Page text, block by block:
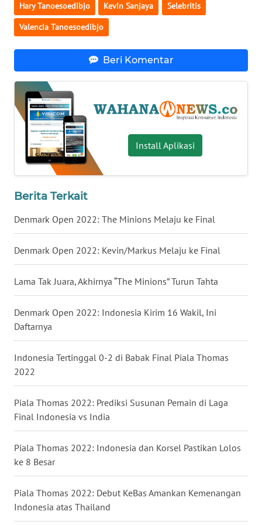
Hary Tanoesoedibjo Kevin Sanjaya Selebritis
Valencia Tanoesoedibjo
Beri Komentar
Install Aplikasi
Berita Terkait
Denmark Open 2022: The Minions Melaju ke Final
Denmark Open 2022: Kevin/Markus Melaju ke Final
Lama Tak Juara, Akhirnya “The Minions” Turun Tahta
Denmark Open 2022: Indonesia Kirim 16 Wakil, Ini
Daftarnya
Indonesia Tertinggal 0-2 di Babak Final Piala Thomas
2022
Piala Thomas 2022: Prediksi Susunan Pemain di Laga
Final Indonesia vs India
Piala Thomas 2022: Indonesia dan Korsel Pastikan Lolos
ke 8 Besar
Piala Thomas 2022: Debut KeBas Amankan Kemenangan
Indonesia atas Thailand
WN
SERAMBI
JAMBI
WN
SULTRA
WN
NTB
WN
WN
SULBAR
WN
WN
SUMBAR
WN
SUMSEL
WN
BENGKULU
WN
LAMPUNG
WN
JATENG